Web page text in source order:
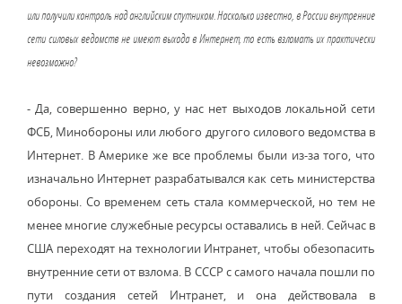
или получили контроль над английским спутником. Насколько известно, в России внутренние
сети силовых ведомств не имеют выхода в Интернет, то есть взломать их практически
невозможно?
- Да, совершенно верно, у нас нет выходов локальной сети
ФСБ, Минобороны или любого другого силового ведомства в
Интернет. В Америке же все проблемы были из-за того, что
изначально Интернет разрабатывался как сеть министерства
обороны. Со временем сеть стала коммерческой, но тем не
менее многие служебные ресурсы оставались в ней. Сейчас в
США переходят на технологии Интранет, чтобы обезопасить
внутренние сети от взлома. В СССР с самого начала пошли по
пути создания сетей Интранет, и она действовала в